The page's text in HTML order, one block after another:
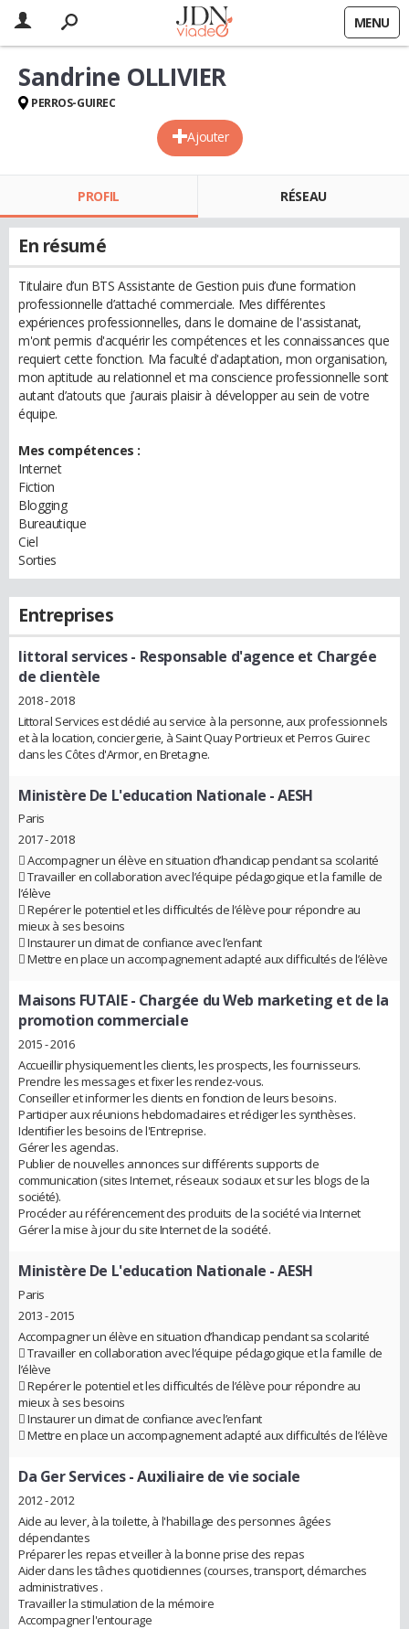
MENU
Ajouter
Sandrine OLLIVIER
PERROS-GUIREC
PROFIL RÉSEAU
En résumé
Titulaire d’un BTS Assistante de Gestion puis d’une formation
professionnelle d’attaché commerciale. Mes différentes
expériences professionnelles, dans le domaine de l'assistanat,
m'ont permis d'acquérir les compétences et les connaissances que
requiert cette fonction. Ma faculté d'adaptation, mon organisation,
mon aptitude au relationnel et ma conscience professionnelle sont
autant d’atouts que j’aurais plaisir à développer au sein de votre
équipe.
Mes compétences :
Internet
Fiction
Blogging
Bureautique
Ciel
Sorties
Entreprises
littoral services- Responsable d'agence et Chargée
de clientèle
2018 - 2018
Littoral Services est dédié au service à la personne, aux professionnels
et à la location, conciergerie, à Saint Quay Portrieux et Perros Guirec
dans les Côtes d'Armor, en Bretagne.
Ministère De L'education Nationale - AESH
Paris
2017 - 2018
 Accompagner un élève en situation d’handicap pendant sa scolarité
 Travailler en collaboration avec l’équipe pédagogique et la famille de
l’élève
 Repérer le potentiel et les difficultés de l’élève pour répondre au
mieux à ses besoins
 Instaurer un climat de confiance avec l’enfant
 Mettre en place un accompagnement adapté aux difficultés de l’élève
Maisons FUTAIE- Chargée du Web marketing et de la
promotion commerciale
2015 - 2016
Accueillir physiquement les clients, les prospects, les fournisseurs.
Prendre les messages et fixer les rendez-vous.
Conseiller et informer les clients en fonction de leurs besoins.
Participer aux réunions hebdomadaires et rédiger les synthèses.
Identifier les besoins de l'Entreprise.
Gérer les agendas.
Publier de nouvelles annonces sur différents supports de
communication (sites Internet, réseaux sociaux et sur les blogs de la
société).
Procéder au référencement des produits de la société via Internet
Gérer la mise à jour du site Internet de la société.
Ministère De L'education Nationale - AESH
Paris
2013 - 2015
Accompagner un élève en situation d’handicap pendant sa scolarité
 Travailler en collaboration avec l’équipe pédagogique et la famille de
l’élève
 Repérer le potentiel et les difficultés de l’élève pour répondre au
mieux à ses besoins
 Instaurer un climat de confiance avec l’enfant
 Mettre en place un accompagnement adapté aux difficultés de l’élève
Da Ger Services- Auxiliaire de vie sociale
2012 - 2012
Aide au lever, à la toilette, à l'habillage des personnes âgées
dépendantes
Préparer les repas et veiller à la bonne prise des repas
Aider dans les tâches quotidiennes (courses, transport, démarches
administratives .
Travailler la stimulation de la mémoire
Accompagner l'entourage